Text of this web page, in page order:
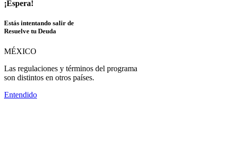
¡Espera!
Estás intentando salir de
Resuelve tu Deuda
MÉXICO
Las regulaciones y términos del programa
son distintos en otros países.
Entendido